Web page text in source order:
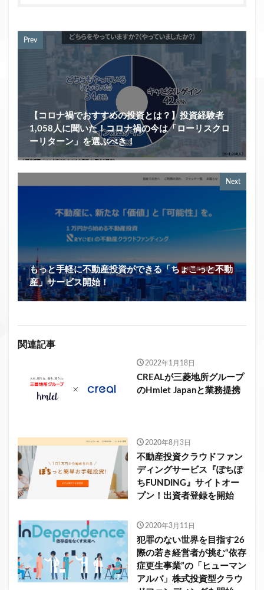
Prev
【コロナ禍でおすすめの投資とは？】投資経験者
1,058人に聞いた！コロナ禍の今は「ローリスクロ
ーリターン」を選ぶべき！
Next
もっと手軽に不動産投資ができる「ちょこっと不動
産」サービス開始！
関連記事
2022年1月18日
CREALが三菱地所グループ
のHmlet Japanと業務提携
2020年8月3日
不動産投資クラウドファン
ディングサービス『ぽちぽ
ちFUNDING』サイトオー
プン！出資者登録を開始
2020年3月11日
犯罪のない世界を目指す26
際の若き経営者が挑む“依存
症更生事業”の「ヒューマン
アルバ」株式投資型クラウ